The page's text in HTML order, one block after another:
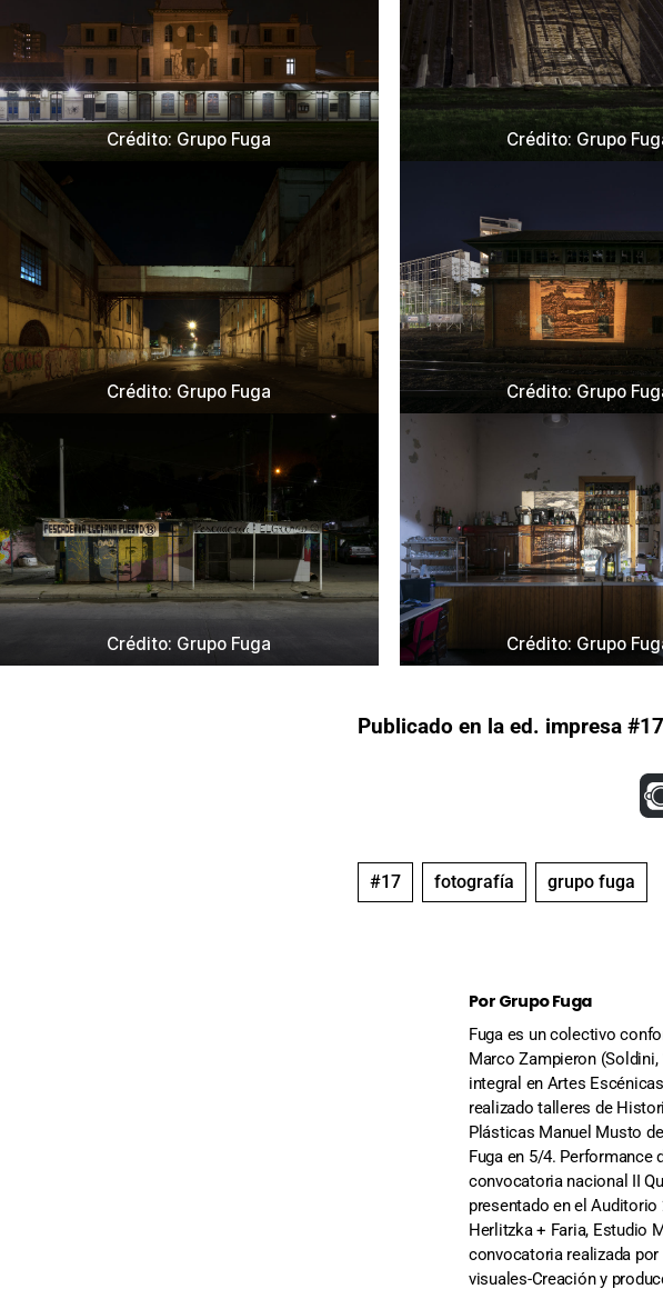
Crédito: Grupo Fuga Crédito: Grupo
Crédito: Grupo Fuga Crédito: Grupo
Crédito: Grupo Fuga Crédito: Grupo
Publicado en la ed. impresa #17
Por Grupo Fuga
Fuga es un colectivo
Marco Zampieron (Soldini,
integral en Artes
realizado talleres de
Plásticas Manuel Musto
Fuga en 5/4. Performance
convocatoria nacional II
presentado en el Auditorio
Herlitzka + Faria, Estudio
convocatoria realizada
visuales-Creación y